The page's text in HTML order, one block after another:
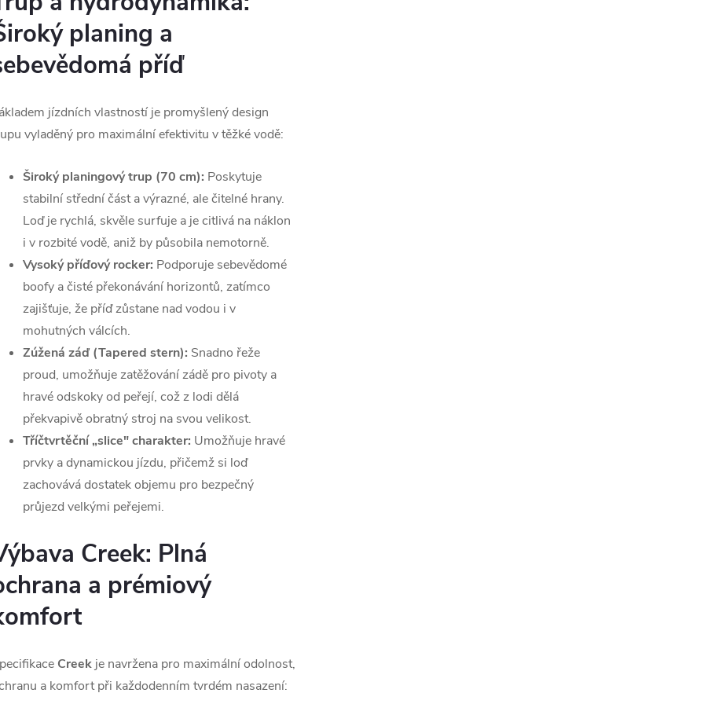
planing a
příď
jízdních vlastností je promyšlený design
vyladěný pro maximální efektivitu v těžké vodě:
Široký planingový trup (70 cm): Poskytuje
stabilní střední část a výrazné, ale čitelné hrany.
Loď je rychlá, skvěle surfuje a je citlivá na náklon
i v rozbité vodě, aniž by působila nemotorně.
Vysoký příďový rocker: Podporuje sebevědomé
boofy a čisté překonávání horizontů, zatímco
zajišťuje, že příď zůstane nad vodou i v
mohutných válcích.
Zúžená záď (Tapered stern): Snadno řeže
proud, umožňuje zatěžování zádě pro pivoty a
hravé odskoky od peřejí, což z lodi dělá
překvapivě obratný stroj na svou velikost.
Tříčtvrtěční „slice" charakter: Umožňuje hravé
prvky a dynamickou jízdu, přičemž si loď
zachovává dostatek objemu pro bezpečný
průjezd velkými peřejemi.
Creek: Plná
a prémiový
Creek je navržena pro maximální odolnost,
a komfort při každodenním tvrdém nasazení: